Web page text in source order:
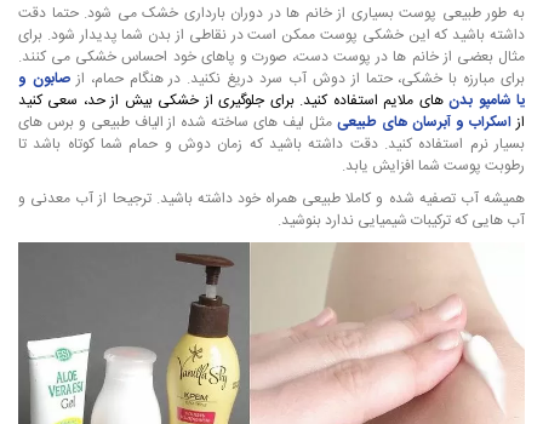
به طور طبیعی پوست بسیاری از خانم ها در دوران بارداری خشک می شود. حتما دقت
داشته باشید که این خشکی پوست ممکن است در نقاطی از بدن شما پدیدار شود. برای
مثال بعضی از خانم ها در پوست دست، صورت و پاهای خود احساس خشکی می کنند.
برای مبارزه با خشکی، حتما از دوش آب سرد دریغ نکنید. در هنگام حمام، ازصابون و
یا شامپو بدنهای ملایم استفاده کنید. برای جلوگیری از خشکی بیش از حد، سعی کنید
ازاسکراب و آبرسان های طبیعی مثل لیف های ساخته شده از الیاف طبیعی و برس های
بسیار نرم استفاده کنید. دقت داشته باشید که زمان دوش و حمام شما کوتاه باشد تا
رطوبت پوست شما افزایش یابد.
همیشه آب تصفیه شده و کاملا طبیعی همراه خود داشته باشید. ترجیحا از آب معدنی و
آب هایی که ترکیبات شیمیایی ندارد بنوشید.